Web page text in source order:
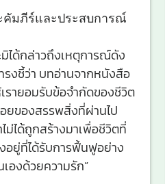
คัมภีร์และประสบการณ์
ได้กล่าวถึงเหตุการณ์ดัง
งชี้ว่า บทอ่านจากหนังสือ
ายอมรับข้อจำกัดของชีวิต
ยของสรรพสิ่งที่ผ่านไป
ม่ได้ถูกสร้างมาเพื่อชีวิตที่
อยู่ที่ได้รับการฟื้นฟูอย่าง
องด้วยความรัก”